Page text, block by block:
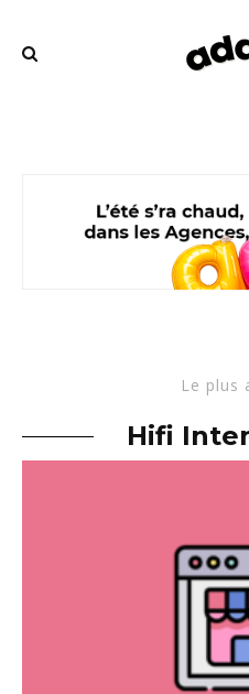
Le plus
Hifi